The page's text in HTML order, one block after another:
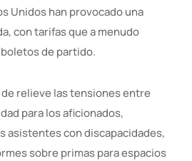
Unidos han provocado una
con tarifas que a menudo
de partido.
relieve las tensiones entre
para los aficionados,
asistentes con discapacidades,
sobre primas para espacios